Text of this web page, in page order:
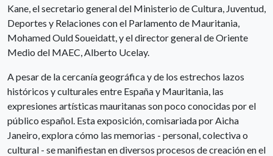
Kane, el secretario general del Ministerio de Cultura, Juventud,
Deportes y Relaciones con el Parlamento de Mauritania,
Mohamed Ould Soueidatt, y el director general de Oriente
Medio del MAEC, Alberto Ucelay.
A pesar de la cercanía geográfica y de los estrechos lazos
históricos y culturales entre España y Mauritania, las
expresiones artísticas mauritanas son poco conocidas por el
público español. Esta exposición, comisariada por Aicha
Janeiro, explora cómo las memorias - personal, colectiva o
cultural - se manifiestan en diversos procesos de creación en el